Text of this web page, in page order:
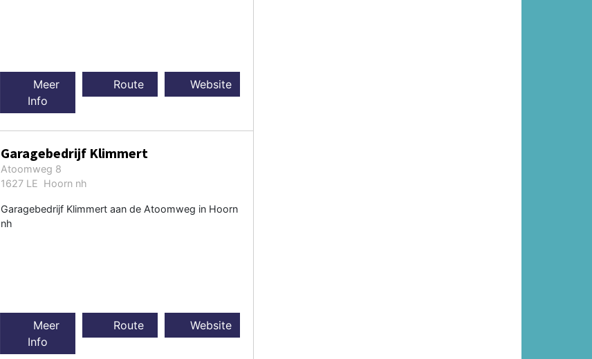
Meer
Info
Route Website
Garagebedrijf Klimmert
Atoomweg 8
1627 LE Hoorn nh
Garagebedrijf Klimmert aan de Atoomweg in Hoorn
nh
Meer
Info
Route Website